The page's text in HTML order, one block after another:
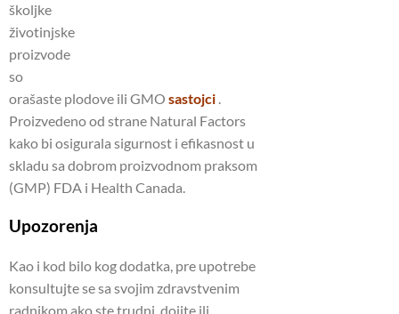
školjke
životinjske
proizvode
so
orašaste plodove ili GMO sastojci .
Proizvedeno od strane Natural Factors
kako bi osigurala sigurnost i efikasnost u
skladu sa dobrom proizvodnom praksom
(GMP) FDA i Health Canada.
Upozorenja
Kao i kod bilo kog dodatka, pre upotrebe
konsultujte se sa svojim zdravstvenim
radnikom ako ste trudni, dojite ili